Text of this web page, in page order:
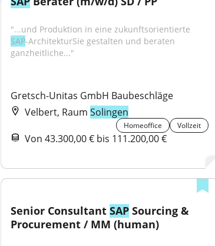
SAP-ArchitekturSie gestalten und beraten
ganzheitliche..."
Gretsch-Unitas GmbH Baubeschläge
Velbert, RaumSolingen
Homeoffice Vollzeit
Von 43.300,00 € bis 111.200,00 €
Senior Consultant SAP Sourcing &
Procurement / MM (human)